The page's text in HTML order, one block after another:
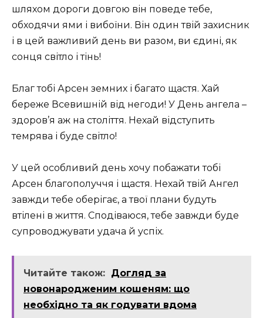
шляхом дороги довгою він поведе тебе,
обходячи ями і вибоїни. Він один твій захисник
і в цей важливий день ви разом, ви єдині, як
сонця світло і тінь!
Благ тобі Арсен земних і багато щастя. Хай
береже Всевишній від негоди! У День ангела –
здоров’я аж на століття. Нехай відступить
темрява і буде світло!
У цей особливий день хочу побажати тобі
Арсен благополуччя і щастя. Нехай твій Ангел
завжди тебе оберігає, а твої плани будуть
втілені в життя. Сподіваюся, тебе завжди буде
супроводжувати удача й успіх.
Читайте також: Догляд за
новонародженим кошеням: що
необхідно та як годувати вдома